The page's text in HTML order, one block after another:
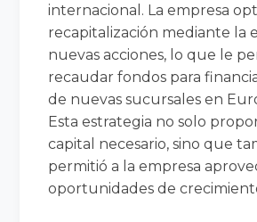
internacional. La empresa
recapitalización mediante la
nuevas acciones, lo que le
recaudar fondos para
de nuevas sucursales en
Esta estrategia no solo
capital necesario, sino que
permitió a la empresa
oportunidades de